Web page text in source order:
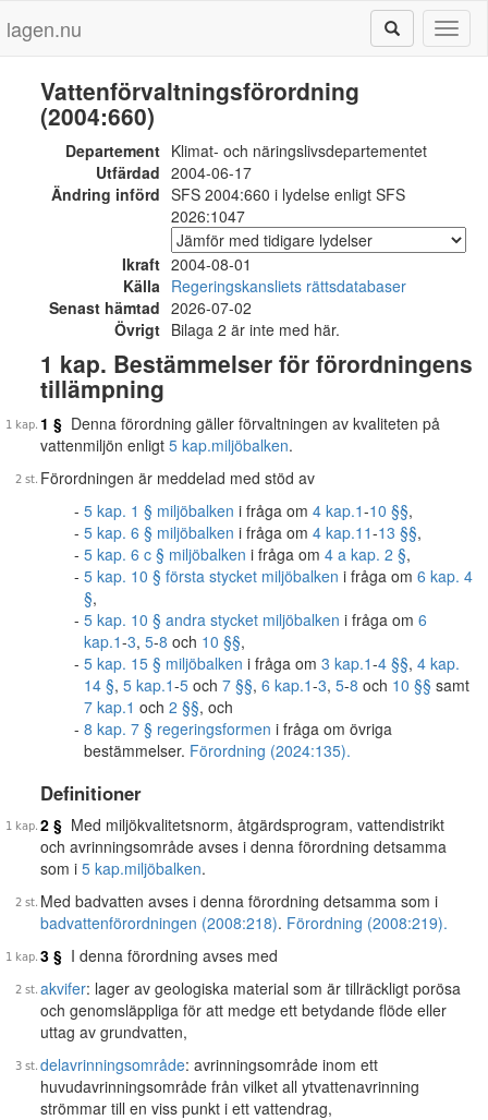
lagen.nu
Vattenförvaltningsförordning
(2004:660)
Departement Klimat- och näringslivsdepartementet
Utfärdad 2004-06-17
Ändring införd SFS 2004:660 i lydelse enligt SFS
2026:1047
Ikraft 2004-08-01
Källa Regeringskansliets rättsdatabaser
Senast hämtad 2026-07-02
Övrigt Bilaga 2 är inte med här.
1 kap. Bestämmelser för förordningens
tillämpning
1 § Denna förordning gäller förvaltningen av kvaliteten på
vattenmiljön enligt 5 kap.miljöbalken.
Förordningen är meddelad med stöd av
5 kap. 1 § miljöbalken i fråga om 4 kap.1-10 §§,
5 kap. 6 § miljöbalken i fråga om 4 kap.11-13 §§,
5 kap. 6 c § miljöbalken i fråga om 4 a kap. 2 §,
5 kap. 10 § första stycket miljöbalken i fråga om 6 kap. 4
§,
5 kap. 10 § andra stycket miljöbalken i fråga om 6
kap.1-3, 5-8 och 10 §§,
5 kap. 15 § miljöbalken i fråga om 3 kap.1-4 §§, 4 kap.
14 §, 5 kap.1-5 och 7 §§, 6 kap.1-3, 5-8 och 10 §§ samt
7 kap.1 och 2 §§, och
8 kap. 7 § regeringsformen i fråga om övriga
bestämmelser. Förordning (2024:135).
Definitioner
2 § Med miljökvalitetsnorm, åtgärdsprogram, vattendistrikt
och avrinningsområde avses i denna förordning detsamma
som i 5 kap.miljöbalken.
Med badvatten avses i denna förordning detsamma som i
badvattenförordningen (2008:218). Förordning (2008:219).
3 § I denna förordning avses med
akvifer: lager av geologiska material som är tillräckligt porösa
och genomsläppliga för att medge ett betydande flöde eller
uttag av grundvatten,
delavrinningsområde: avrinningsområde inom ett
huvudavrinningsområde från vilket all ytvattenavrinning
strömmar till en viss punkt i ett vattendrag,